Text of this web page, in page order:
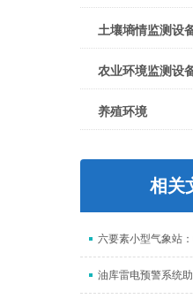
土壤墒情监测设
农业环境监测设
养殖环境
相关
六要素小型气象站